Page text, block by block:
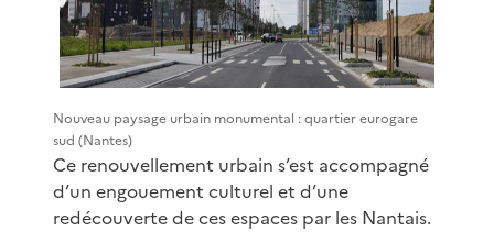
Nouveau paysage urbain monumental : quartier eurogare
sud (Nantes)
Ce renouvellement urbain s’est accompagné
d’un engouement culturel et d’une
redécouverte de ces espaces par les Nantais.